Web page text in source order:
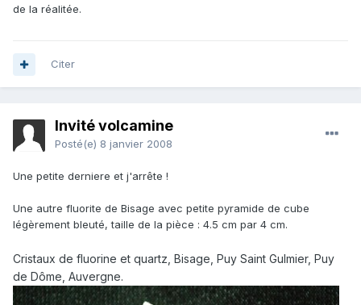
de la réalitée.
Citer
Invité volcamine
Posté(e) 8 janvier 2008
Une petite derniere et j'arrête !
Une autre fluorite de Bisage avec petite pyramide de cube
légèrement bleuté, taille de la pièce : 4.5 cm par 4 cm.
Cristaux de fluorine et quartz, Bisage, Puy Saint Gulmier, Puy
de Dôme, Auvergne.